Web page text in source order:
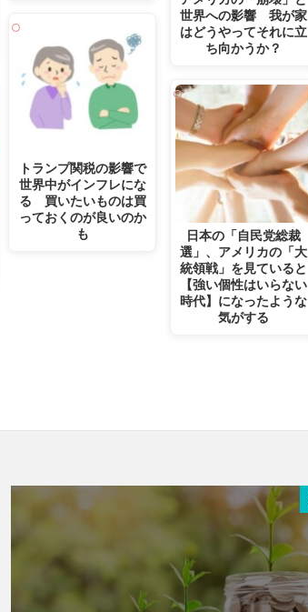
トランプ関税の影響で
世界中がインフレにな
る 買いたいものは買
っておくのが良いのか
も
世界への影響 我が家
はどうやってそれに立
ち向かうか？
日本の「自民党総裁
選」、アメリカの「大
統領戦」を見ていると
【強い個性はいらない
時代】になったような
気がする